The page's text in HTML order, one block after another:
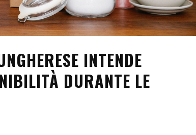
INTENDE
DURANTE LE